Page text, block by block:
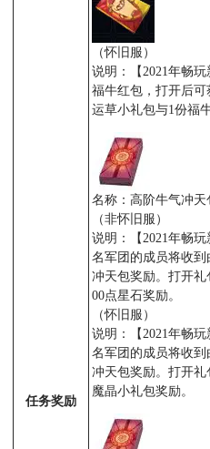
任务奖励
（怀旧服）
说明：【2021年畅
福牛红包，打开后
运草小礼包与1份福
名称：高阶牛气冲天
（非怀旧服）
说明：【2021年畅
名军团的成员将收
冲天包奖励。打开礼
00点星石奖励。
（怀旧服）
说明：【2021年畅
名军团的成员将收
冲天包奖励。打开
魔晶小礼包奖励。